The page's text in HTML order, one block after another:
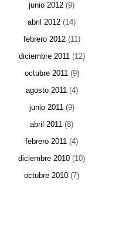
junio 2012 (9)
abril 2012 (14)
febrero 2012(11)
diciembre 2011(12)
octubre 2011(9)
agosto 2011(4)
junio 2011(9)
abril 2011 (8)
febrero 2011 (4)
diciembre 2010 (10)
octubre 2010 (7)